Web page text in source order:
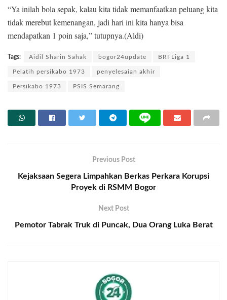
“Ya inilah bola sepak, kalau kita tidak memanfaatkan peluang kita
tidak merebut kemenangan, jadi hari ini kita hanya bisa
mendapatkan 1 poin saja,” tutupnya.(Aldi)
Tags: Aidil Sharin Sahak bogor24update BRI Liga 1
Pelatih persikabo 1973 penyelesaian akhir
Persikabo 1973 PSIS Semarang
Previous Post
Kejaksaan Segera Limpahkan Berkas Perkara Korupsi
Proyek di RSMM Bogor
Next Post
Pemotor Tabrak Truk di Puncak, Dua Orang Luka Berat